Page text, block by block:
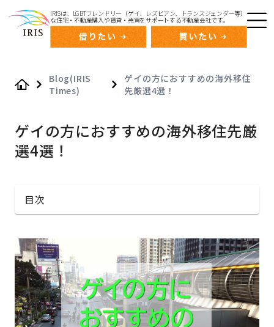
IRISは、LGBTフレンドリー（ゲイ、レズビアン、トランスジェンダー等）
な住宅・不動産購入や賃貸・売買をサポートする不動産会社です。
Blog(IRIS
Times)
ゲイの方におすすめの海外移住
先厳選4選！
ゲイの方におすすめの海外移住先厳
選4選！
目次